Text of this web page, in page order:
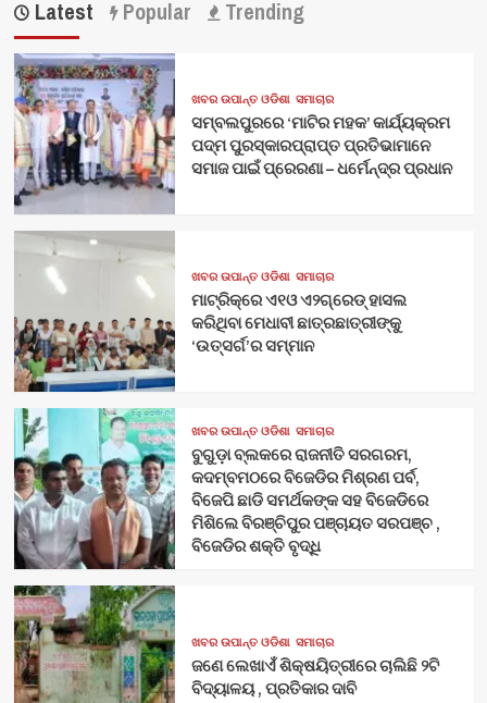
Latest Popular Trending
ଖବର ଉପାନ୍ତ ଓଡିଶା ସମାଚାର
ସମ୍ବଲପୁରରେ ‘ମାଟିର ମହକ’ କାର୍ଯ୍ୟକ୍ରମ
ପଦ୍ମ ପୁରସ୍କାରପ୍ରାପ୍ତ ପ୍ରତିଭାମାନେ
ସମାଜ ପାଇଁ ପ୍ରେରଣା – ଧର୍ମେନ୍ଦ୍ର ପ୍ରଧାନ
ଖବର ଉପାନ୍ତ ଓଡିଶା ସମାଚାର
ମାଟ୍ରିକ୍‌ରେ ଏ୧ଓ ଏ୨ଗ୍ରେଡ୍‌ ହାସଲ
କରିଥିବା ମେଧାବୀ ଛାତ୍ରଛାତ୍ରୀଙ୍କୁ
‘ଉତ୍ସର୍ଗ’ର ସମ୍ମାନ
ଖବର ଉପାନ୍ତ ଓଡିଶା ସମାଚାର
ବୁଗୁଡ଼ା ବ୍ଲକରେ ରାଜନୀତି ସରଗରମ,
କଦମ୍ବମଠରେ ବିଜେଡିର ମିଶ୍ରଣ ପର୍ବ,
ବିଜେପି ଛାଡି ସମର୍ଥକଙ୍କ ସହ ବିଜେଡିରେ
ମିଶିଲେ ବିରଞ୍ଚିପୁର ପଞ୍ଚାୟତ ସରପଞ୍ଚ ,
ବିଜେଡିର ଶକ୍ତି ବୃଦ୍ଧି
ଖବର ଉପାନ୍ତ ଓଡିଶା ସମାଚାର
ଜଣେ ଲେଖାଏଁ ଶିକ୍ଷୟିତ୍ରୀରେ ଚାଲିଛି ୨ଟି
ବିଦ୍ୟାଳୟ , ପ୍ରତିକାର ଦାବି